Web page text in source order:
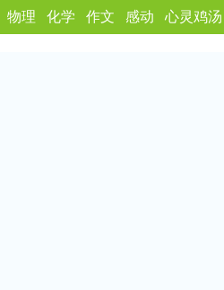
物理 化学 作文 感动 心灵鸡汤